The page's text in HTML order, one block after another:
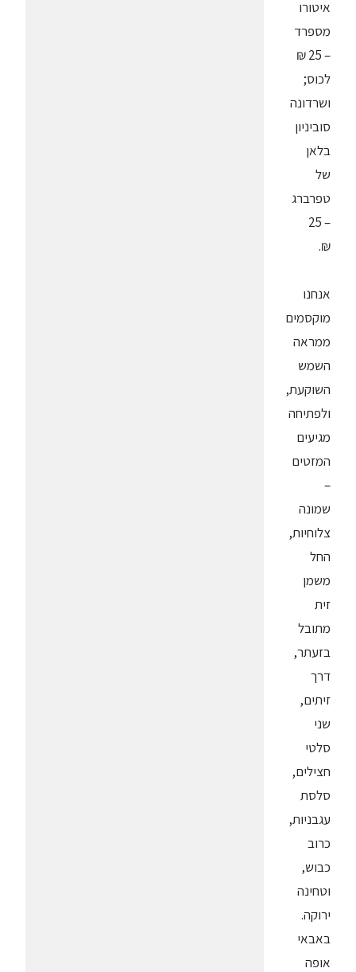
איטורו
מספרד
– 25 ₪
לכוס;
ושרדונה
סוביניון
בלאן
של
טפרברג
– 25
₪.
אנחנו
מוקסמים
ממראה
השמש
השוקעת,
ולפתיחה
מגיעים
המזטים
–
שמונה
צלוחיות,
החל
משמן
זית
מתובל
בזעתר,
דרך
זיתים,
שני
סלטי
חצילים,
סלסת
עגבניות,
כרוב
כבוש,
וטחינה
ירוקה.
באבאי
אופה